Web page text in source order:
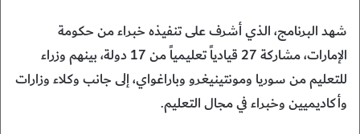
شهد البرنامج، الذي أشرف على تنفيذه خبراء من حكومة
الإمارات، مشاركة 27 قيادياً تعليمياً من 17 دولة، بينهم وزراء
للتعليم من سوريا ومونتينيغرو وباراغواي، إلى جانب وكلاء وزارات
وأكاديميين وخبراء في مجال التعليم.